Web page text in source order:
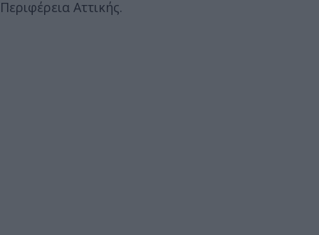
Περιφέρεια Αττικής.